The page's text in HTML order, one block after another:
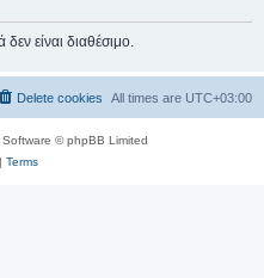
h
είναι διαθέσιμο.
All times are UTC+03:00
Delete cookies
© phpBB Limited
Terms